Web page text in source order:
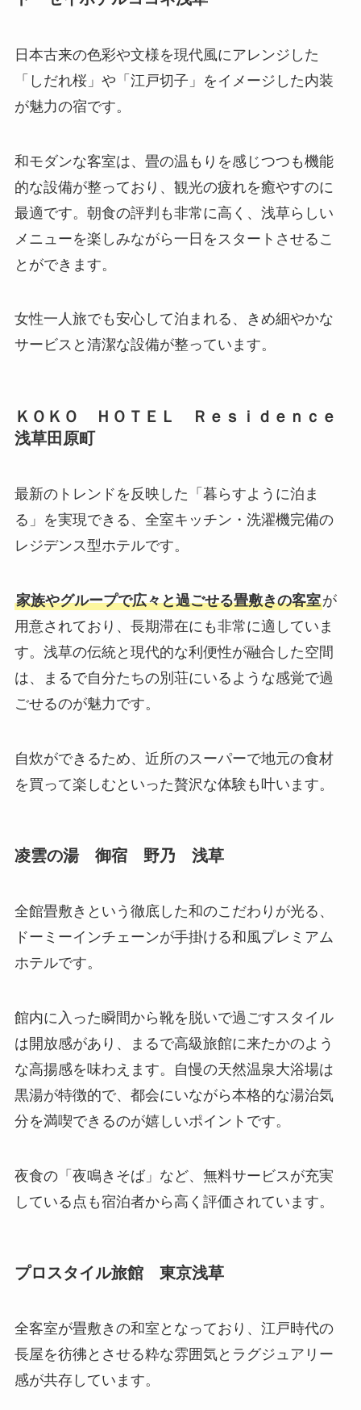
日本古来の色彩や文様を現代風にアレンジした
「しだれ桜」や「江戸切子」をイメージした内装
が魅力の宿です。
和モダンな客室は、畳の温もりを感じつつも機能
的な設備が整っており、観光の疲れを癒やすのに
最適です。朝食の評判も非常に高く、浅草らしい
メニューを楽しみながら一日をスタートさせるこ
とができます。
女性一人旅でも安心して泊まれる、きめ細やかな
サービスと清潔な設備が整っています。
ＫＯＫＯ ＨＯＴＥＬ Ｒｅｓｉｄｅｎｃｅ
浅草田原町
最新のトレンドを反映した「暮らすように泊ま
る」を実現できる、全室キッチン・洗濯機完備の
レジデンス型ホテルです。
家族やグループで広々と過ごせる畳敷きの客室が
用意されており、長期滞在にも非常に適していま
す。浅草の伝統と現代的な利便性が融合した空間
は、まるで自分たちの別荘にいるような感覚で過
ごせるのが魅力です。
自炊ができるため、近所のスーパーで地元の食材
を買って楽しむといった贅沢な体験も叶います。
凌雲の湯 御宿 野乃 浅草
全館畳敷きという徹底した和のこだわりが光る、
ドーミーインチェーンが手掛ける和風プレミアム
ホテルです。
館内に入った瞬間から靴を脱いで過ごすスタイル
は開放感があり、まるで高級旅館に来たかのよう
な高揚感を味わえます。自慢の天然温泉大浴場は
黒湯が特徴的で、都会にいながら本格的な湯治気
分を満喫できるのが嬉しいポイントです。
夜食の「夜鳴きそば」など、無料サービスが充実
している点も宿泊者から高く評価されています。
プロスタイル旅館 東京浅草
全客室が畳敷きの和室となっており、江戸時代の
長屋を彷彿とさせる粋な雰囲気とラグジュアリー
感が共存しています。